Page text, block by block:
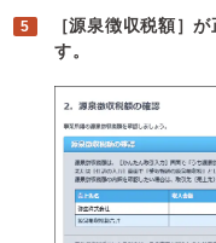
［源泉徴収税額］
す。